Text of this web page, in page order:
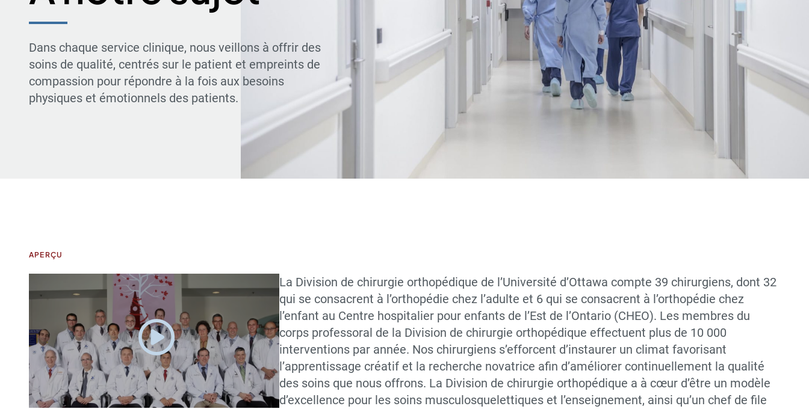
Dans chaque service clinique, nous veillons à offrir des
soins de qualité, centrés sur le patient et empreints de
compassion pour répondre à la fois aux besoins
physiques et émotionnels des patients.
APERÇU
La Division de chirurgie orthopédique de l’Université d’Ottawa compte 39 chirurgiens, dont 32
qui se consacrent à l’orthopédie chez l’adulte et 6 qui se consacrent à l’orthopédie chez
l’enfant au Centre hospitalier pour enfants de l’Est de l’Ontario (CHEO). Les membres du
corps professoral de la Division de chirurgie orthopédique effectuent plus de 10 000
interventions par année. Nos chirurgiens s’efforcent d’instaurer un climat favorisant
l’apprentissage créatif et la recherche novatrice afin d’améliorer continuellement la qualité
des soins que nous offrons. La Division de chirurgie orthopédique a à cœur d’être un modèle
d’excellence pour les soins musculosquelettiques et l’enseignement, ainsi qu’un chef de file